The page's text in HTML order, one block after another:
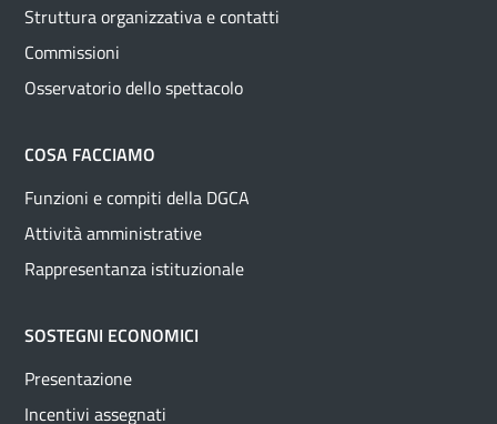
Struttura organizzativa e contatti
Commissioni
Osservatorio dello spettacolo
COSA FACCIAMO
Funzioni e compiti della DGCA
Attività amministrative
Rappresentanza istituzionale
SOSTEGNI ECONOMICI
Presentazione
Incentivi assegnati